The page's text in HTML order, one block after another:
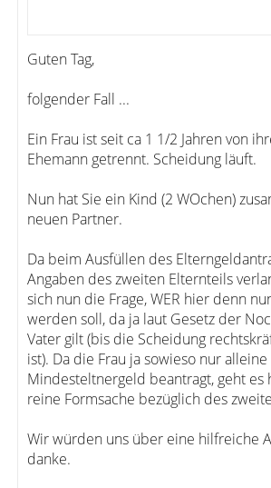
Guten Tag,
folgender Fall ...
Ein Frau ist seit ca 1 1/2 Jahren von
Ehemann getrennt. Scheidung läuft.
Nun hat Sie ein Kind (2 WOchen)
neuen Partner.
Da beim Ausfüllen des
Angaben des zweiten Elternteils
sich nun die Frage, WER hier denn
werden soll, da ja laut Gesetz der
Vater gilt (bis die Scheidung
ist). Da die Frau ja sowieso nur alleine
Mindesteltnergeld beantragt, geht es
reine Formsache bezüglich des
Wir würden uns über eine hilfreiche
danke.